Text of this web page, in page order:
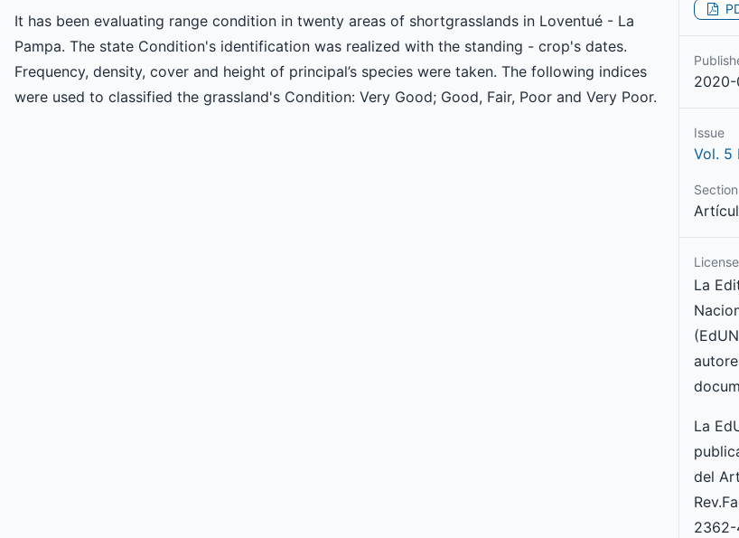
It has been evaluating range condition in twenty areas of shortgrasslands in Loventué - La
Pampa. The state Condition's identification was realized with the standing - crop's dates.
Frequency, density, cover and height of principal’s species were taken. The following indices
were used to classified the grassland's Condition: Very Good; Good, Fair, Poor and Very Poor.
Issue
Vol. 5
Section
License
La
La
del
2362-